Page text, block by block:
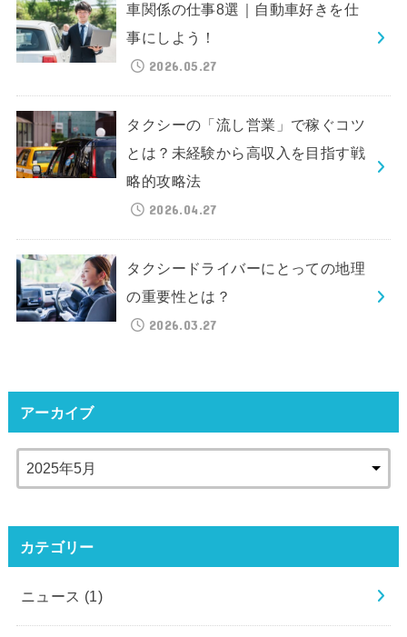
車関係の仕事8選｜自動車好きを仕
事にしよう！
2026.05.27
タクシーの「流し営業」で稼ぐコツ
とは？未経験から高収入を目指す戦
略的攻略法
2026.04.27
タクシードライバーにとっての地理
の重要性とは？
2026.03.27
アーカイブ
カテゴリー
ニュース (1)